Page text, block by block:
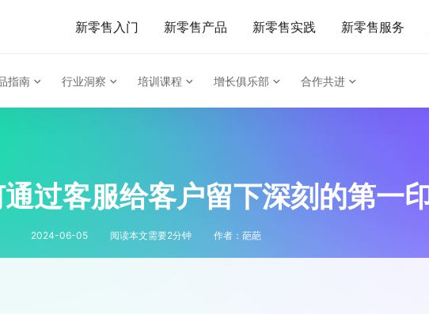
新零售入门 新零售产品 新零售实践 新零售服务
指南 行业洞察 培训课程 增长俱乐部 合作共进
过客服给客户留下深刻的第一
2024-06-05 阅读本文需要2分钟 作者： 葩葩